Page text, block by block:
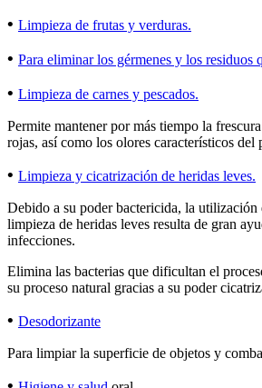
• Limpieza de frutas y verduras.
• Para eliminar los gérmenes y los residuos
• Limpieza de carnes y pescados.
Permite mantener por más tiempo la
rojas, así como los olores característicos del
• Limpieza y cicatrización de heridas leves.
Debido a su poder bactericida, la utilización
limpieza de heridas leves resulta de gran
infecciones.
Elimina las bacterias que dificultan el
su proceso natural gracias a su poder
• Desodorizante
Para limpiar la superficie de objetos y